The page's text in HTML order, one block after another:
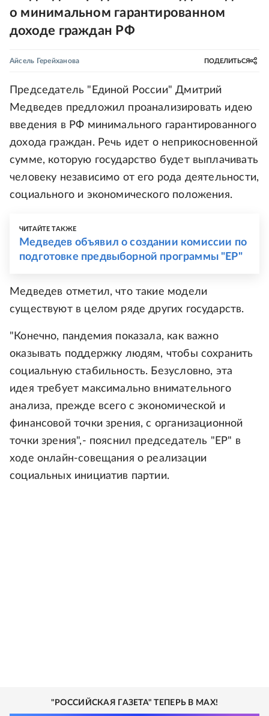
о минимальном гарантированном
доходе граждан РФ
Айсель Герейханова ПОДЕЛИТЬСЯ
Председатель "Единой России" Дмитрий
Медведев предложил проанализировать идею
введения в РФ минимального гарантированного
дохода граждан. Речь идет о неприкосновенной
сумме, которую государство будет выплачивать
человеку независимо от его рода деятельности,
социального и экономического положения.
ЧИТАЙТЕ ТАКЖЕ
Медведев объявил о создании комиссии по
подготовке предвыборной программы "ЕР"
Медведев отметил, что такие модели
существуют в целом ряде других государств.
"Конечно, пандемия показала, как важно
оказывать поддержку людям, чтобы сохранить
социальную стабильность. Безусловно, эта
идея требует максимально внимательного
анализа, прежде всего с экономической и
финансовой точки зрения, с организационной
точки зрения",- пояснил председатель "ЕР" в
ходе онлайн-совещания о реализации
социальных инициатив партии.
"РОССИЙСКАЯ ГАЗЕТА" ТЕПЕРЬ В MAX!